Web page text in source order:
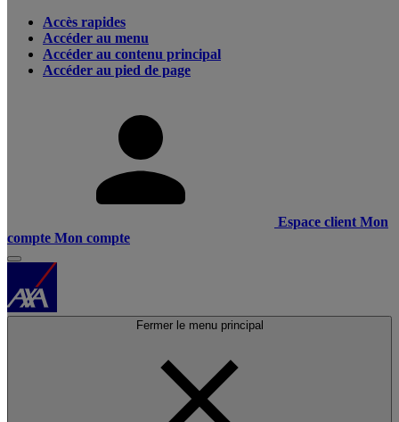
Accès rapides
Accéder au menu
Accéder au contenu principal
Accéder au pied de page
Espace client Mon
compte Mon compte
Fermer le menu principal